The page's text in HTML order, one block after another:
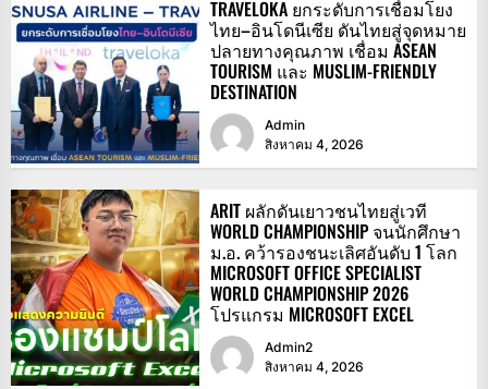
TRAVELOKA ยกระดับการเชื่อมโยง
ไทย–อินโดนีเซีย ดันไทยสู่จุดหมาย
ปลายทางคุณภาพ เชื่อม ASEAN
TOURISM และ MUSLIM-FRIENDLY
DESTINATION
Admin
สิงหาคม 4, 2026
ARIT ผลักดันเยาวชนไทยสู่เวที
WORLD CHAMPIONSHIP จนนักศึกษา
ม.อ. คว้ารองชนะเลิศอันดับ 1 โลก
MICROSOFT OFFICE SPECIALIST
WORLD CHAMPIONSHIP 2026
โปรแกรม MICROSOFT EXCEL
Admin2
สิงหาคม 4, 2026